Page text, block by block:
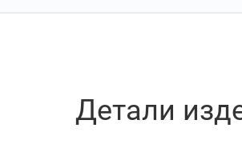
Детали